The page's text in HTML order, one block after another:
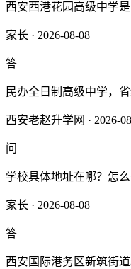
西安西港花园高级中学是
家长 · 2026-08-08
答
民办全日制高级中学，
西安老赵升学网 · 2026-
问
学校具体地址在哪？怎么
家长 · 2026-08-08
答
西安国际港务区新筑街